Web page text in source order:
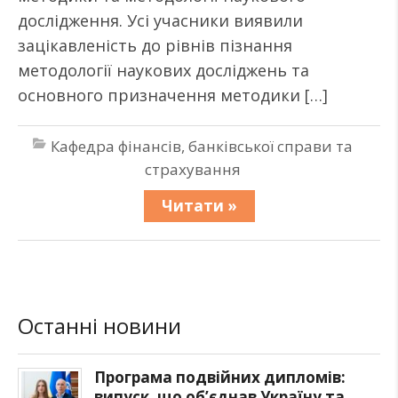
дослідження. Усі учасники виявили
зацікавленість до рівнів пізнання
методології наукових досліджень та
основного призначення методики […]
Кафедра фінансів, банківської справи та
страхування
Читати »
Останні новини
Програма подвійних дипломів: